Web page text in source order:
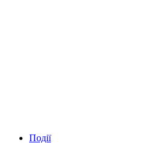
Події